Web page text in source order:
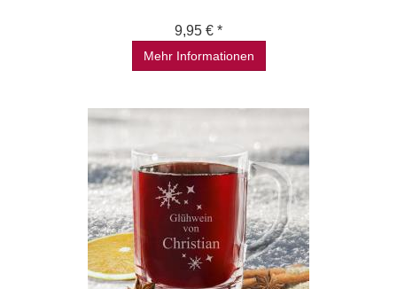
9,95 € *
Mehr Informationen